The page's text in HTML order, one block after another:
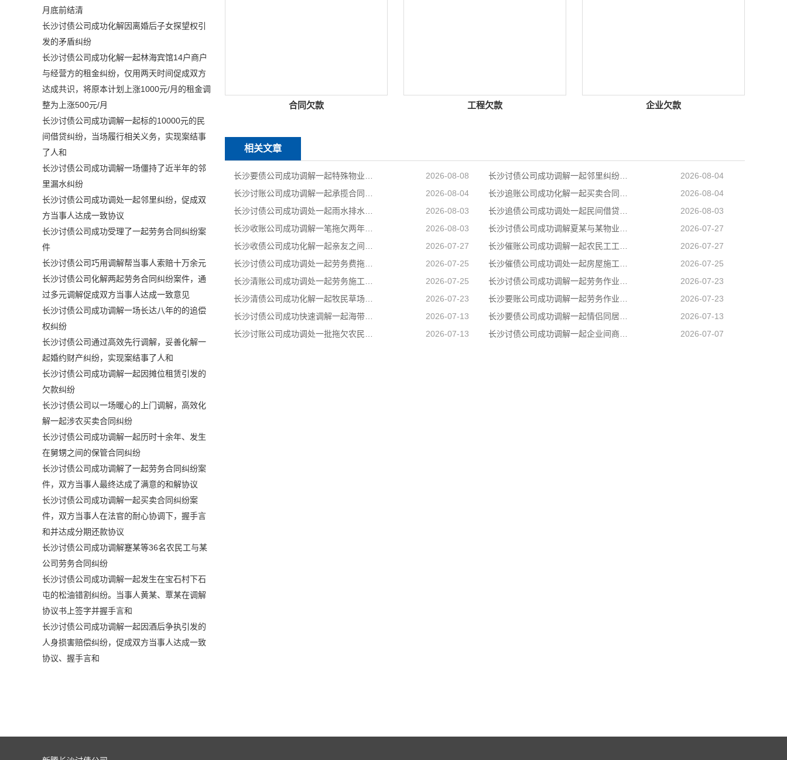
月底前结清
长沙讨债公司成功化解因离婚后子女探望权引
发的矛盾纠纷
长沙讨债公司成功化解一起林海宾馆14户商户
与经营方的租金纠纷，仅用两天时间促成双方
达成共识，将原本计划上涨1000元/月的租金调
整为上涨500元/月
长沙讨债公司成功调解一起标的10000元的民
间借贷纠纷，当场履行相关义务，实现案结事
了人和
长沙讨债公司成功调解一场僵持了近半年的邻
里漏水纠纷
长沙讨债公司成功调处一起邻里纠纷，促成双
方当事人达成一致协议
长沙讨债公司成功受理了一起劳务合同纠纷案
件
长沙讨债公司巧用调解帮当事人索赔十万余元
长沙讨债公司化解两起劳务合同纠纷案件，通
过多元调解促成双方当事人达成一致意见
长沙讨债公司成功调解一场长达八年的的追偿
权纠纷
长沙讨债公司通过高效先行调解，妥善化解一
起婚约财产纠纷，实现案结事了人和
长沙讨债公司成功调解一起因摊位租赁引发的
欠款纠纷
长沙讨债公司以一场暖心的上门调解，高效化
解一起涉农买卖合同纠纷
长沙讨债公司成功调解一起历时十余年、发生
在舅甥之间的保管合同纠纷
长沙讨债公司成功调解了一起劳务合同纠纷案
件，双方当事人最终达成了满意的和解协议
长沙讨债公司成功调解一起买卖合同纠纷案
件，双方当事人在法官的耐心协调下，握手言
和并达成分期还款协议
长沙讨债公司成功调解蹇某等36名农民工与某
公司劳务合同纠纷
长沙讨债公司成功调解一起发生在宝石村下石
屯的松油错割纠纷。当事人黄某、覃某在调解
协议书上签字并握手言和
长沙讨债公司成功调解一起因酒后争执引发的
人身损害赔偿纠纷，促成双方当事人达成一致
协议、握手言和
合同欠款 工程欠款 企业欠款
相关文章
2026-08-08
2026-08-04
2026-08-04
2026-08-04
2026-08-03
2026-08-03
2026-08-03
2026-07-27
2026-07-27
2026-07-27
2026-07-25
2026-07-25
2026-07-25
2026-07-23
2026-07-23
2026-07-23
2026-07-13
2026-07-13
2026-07-13 2026-07-07